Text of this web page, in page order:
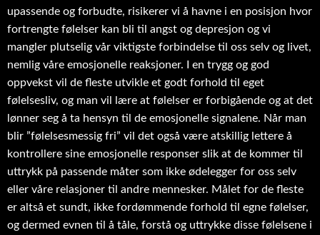
upassende og forbudte, risikerer vi å havne i en posisjon hvor
fortrengte følelser kan bli til angst og depresjon og vi
mangler plutselig vår viktigste forbindelse til oss selv og livet,
nemlig våre emosjonelle reaksjoner. I en trygg og god
oppvekst vil de fleste utvikle et godt forhold til eget
følelsesliv, og man vil lære at følelser er forbigående og at det
lønner seg å ta hensyn til de emosjonelle signalene. Når man
blir ”følelsesmessig fri” vil det også være atskillig lettere å
kontrollere sine emosjonelle responser slik at de kommer til
uttrykk på passende måter som ikke ødelegger for oss selv
eller våre relasjoner til andre mennesker. Målet for de fleste
er altså et sundt, ikke fordømmende forhold til egne følelser,
og dermed evnen til å tåle, forstå og uttrykke disse følelsene i